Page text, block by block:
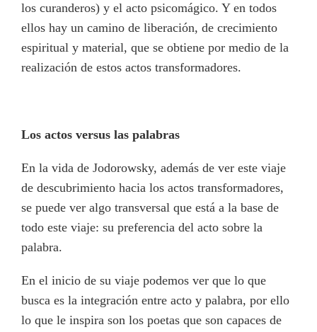
los curanderos) y el acto psicomágico. Y en todos
ellos hay un camino de liberación, de crecimiento
espiritual y material, que se obtiene por medio de la
realización de estos actos transformadores.
Los actos versus las palabras
En la vida de Jodorowsky, además de ver este viaje
de descubrimiento hacia los actos transformadores,
se puede ver algo transversal que está a la base de
todo este viaje: su preferencia del acto sobre la
palabra.
En el inicio de su viaje podemos ver que lo que
busca es la integración entre acto y palabra, por ello
lo que le inspira son los poetas que son capaces de